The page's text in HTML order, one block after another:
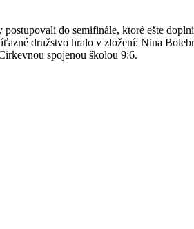
do semifinále, ktoré ešte
družstvo hralo v zložení: Nina
spojenou školou 9:6.